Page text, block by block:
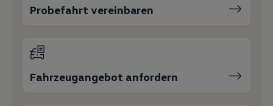
Probefahrt vereinbaren
Fahrzeugangebot anfordern